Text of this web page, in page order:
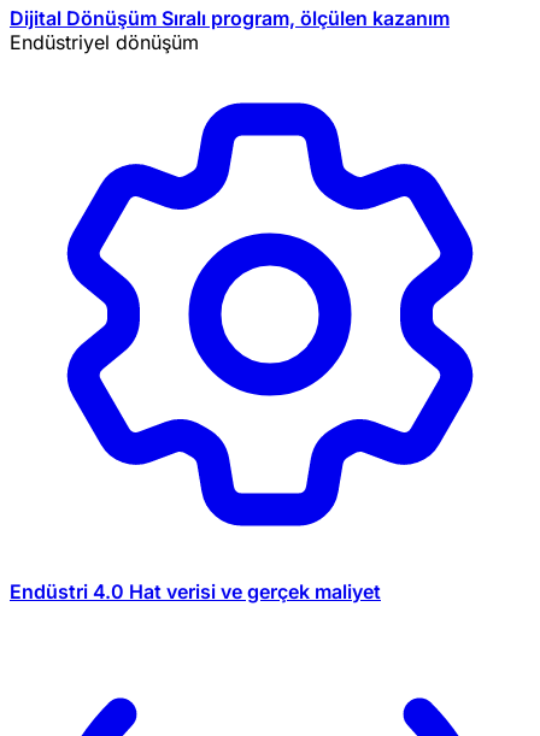
Dijital Dönüşüm Sıralı program, ölçülen kazanım
Endüstriyel dönüşüm
Endüstri 4.0 Hat verisi ve gerçek maliyet